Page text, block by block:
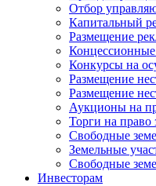
Отбор
Капитальный
Размещение
Конкурсы на
Размещение
Размещение
Аукционы на
Торги на право
Свободные
Земельные
Свободные
Инвесторам